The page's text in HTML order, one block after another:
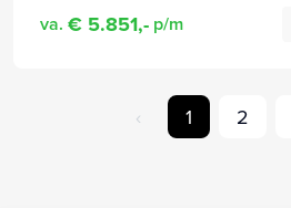
va. € 5.851,- p/m
‹ 1 2